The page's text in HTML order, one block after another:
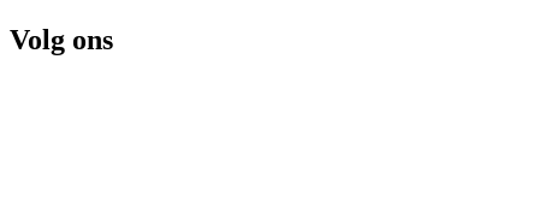
Volg ons